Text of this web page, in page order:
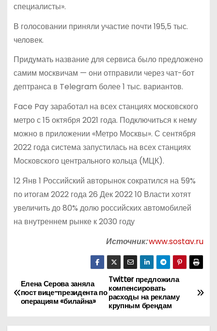
специалисты».
В голосовании приняли участие почти 195,5 тыс.
человек.
Придумать название для сервиса было предложено
самим москвичам — они отправили через чат-бот
дептранса в Telegram более 1 тыс. вариантов.
Face Pay заработал на всех станциях московского
метро с 15 октября 2021 года. Подключиться к нему
можно в приложении «Метро Москвы». С сентября
2022 года система запустилась на всех станциях
Московского центрального кольца (МЦК).
12 Янв 1 Российский авторынок сократился на 59%
по итогам 2022 года 26 Дек 2022 10 Власти хотят
увеличить до 80% долю российских автомобилей
на внутреннем рынке к 2030 году
Источник:www.sostav.ru
Н
а
в
Twitter предложила
компенсировать
расходы на рекламу
крупным брендам
Елена Серова заняла
пост вице-президента по
операциям «билайна»